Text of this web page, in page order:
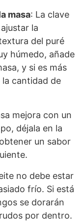
masa: La clave
la
del puré
húmedo, añade
y si es más
cantidad de
mejora con un
déjala en la
un sabor
no debe estar
frío. Si está
se dorarán
por dentro.